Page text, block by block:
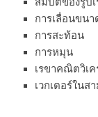
การเลื่อนขนา
การสะท้อน
การหมุน
เรขาคณิตวิเค
เวกเตอร์ในส